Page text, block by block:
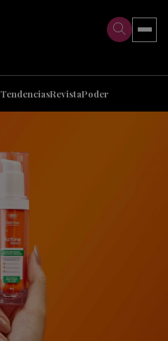
TendenciasRevistaPoder